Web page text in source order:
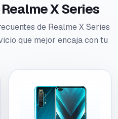
X Series
de Realme X Series
que mejor encaja con tu